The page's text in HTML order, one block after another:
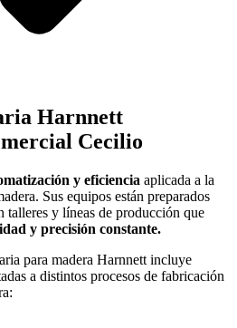
Harnnett
Cecilio
y eficiencia aplicada a la
Sus equipos están preparados
talleres y líneas de producción que
y precisión constante.
para madera Harnnett incluye
a distintos procesos de fabricación